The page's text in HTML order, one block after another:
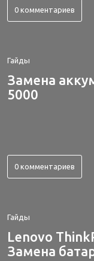
0 комментариев
Гайды
Замена
5000
0 комментариев
Гайды
Lenovo
Замена